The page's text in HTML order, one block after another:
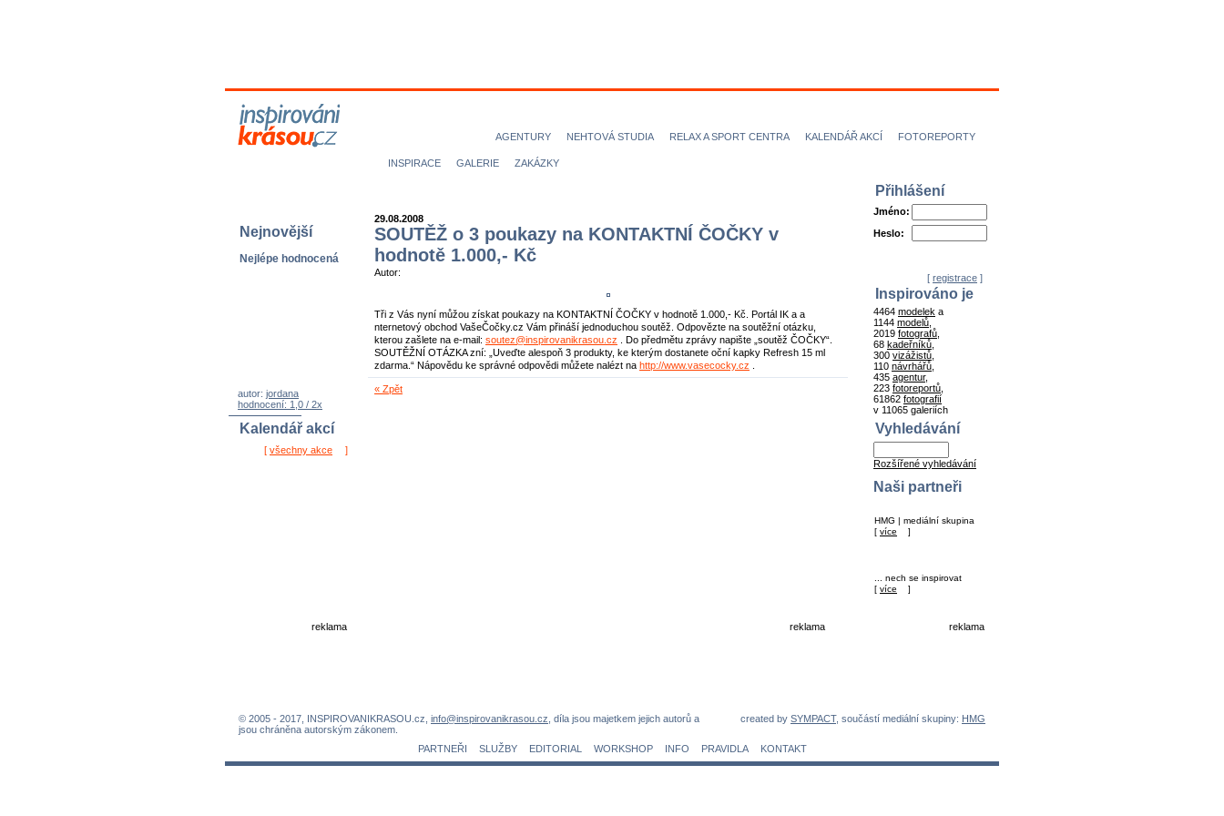
AGENTURY NEHTOVÁ STUDIA RELAX A SPORT CENTRA KALENDÁŘ AKCÍ FOTOREPORTY
INSPIRACE GALERIE ZAKÁZKY
Nejnovější
Nejlépe hodnocená
autor: jordana
hodnocení: 1,0 / 2x
Kalendář akcí
[ všechny akce ]
29.08.2008
SOUTĚŽ o 3 poukazy na KONTAKTNÍ ČOČKY v
hodnotě 1.000,- Kč
Autor:
Tři z Vás nyní můžou získat poukazy na KONTAKTNÍ ČOČKY v hodnotě 1.000,- Kč. Portál IK a a
nternetový obchod VašeČočky.cz Vám přináší jednoduchou soutěž. Odpovězte na soutěžní otázku,
kterou zašlete na e-mail: soutez@inspirovanikrasou.cz . Do předmětu zprávy napište „soutěž ČOČKY“.
SOUTĚŽNÍ OTÁZKA zní: „Uveďte alespoň 3 produkty, ke kterým dostanete oční kapky Refresh 15 ml
zdarma.“ Nápovědu ke správné odpovědi můžete nalézt na http://www.vasecocky.cz
« Zpět
Přihlášení
Jméno:
Heslo:
[ registrace ]
Inspirováno je
4464 modelek a
1144 modelů
2019 fotografů
68 kadeřníků
300 vizážistů
110 návrhářů
435 agentur,
223 fotoreportů
61862 fotografií
v 11065 galeriích
Vyhledávání
Rozšířené vyhledávání
Naši partneři
HMG | mediální skupina
[ více ]
... nech se inspirovat
[ více ]
reklama reklama reklama
created by SYMPACT, součástí mediální skupiny: HMG
© 2005 - 2017, INSPIROVANIKRASOU.cz, info@inspirovanikrasou.cz , díla jsou majetkem jejich autorů a
jsou chráněna autorským zákonem.
PARTNEŘI
SLUŽBY EDITORIAL WORKSHOP INFO PRAVIDLA KONTAKT